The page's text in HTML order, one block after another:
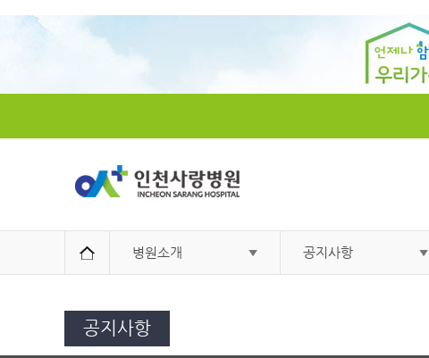
병원소개 공지사항
공지사항